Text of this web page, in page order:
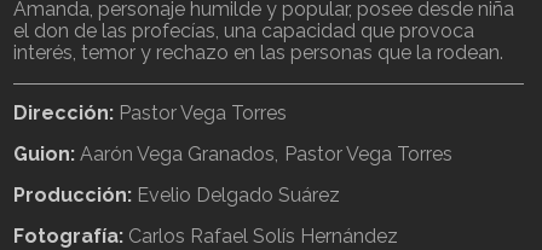
Amanda, personaje humilde y popular, posee desde niña
el don de las profecías, una capacidad que provoca
interés, temor y rechazo en las personas que la rodean.
Dirección: Pastor Vega Torres
Guion: Aarón Vega Granados
Pastor Vega Torres
Producción: Evelio Delgado Suárez
Fotografía: Carlos Rafael Solís Hernández